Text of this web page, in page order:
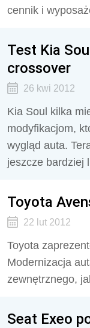
cennik i
Test Kia
crossover
26 kwi 2012
Kia Soul kilka
modyfikacjom,
wygląd auta.
jeszcze bardziej
Toyota
22 lut 2012
Toyota
Modernizacja
zewnętrznego,
Seat Exeo